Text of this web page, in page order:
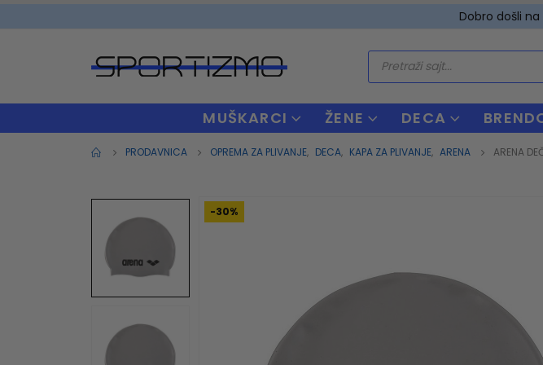
Dobro došli
Products
search
MUŠKARCI ŽENE DECA
PRODAVNICA OPREMA ZA PLIVANJE, DECA, KAPA ZA PLIVANJE, ARENA ARENA
-30%